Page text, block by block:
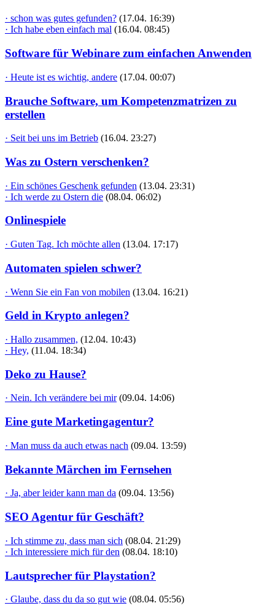
· schon was gutes gefunden? (17.04. 16:39)
· Ich habe eben einfach mal (16.04. 08:45)
Software für Webinare zum einfachen Anwenden
· Heute ist es wichtig, andere (17.04. 00:07)
Brauche Software, um Kompetenzmatrizen zu
erstellen
· Seit bei uns im Betrieb (16.04. 23:27)
Was zu Ostern verschenken?
· Ein schönes Geschenk gefunden (13.04. 23:31)
· Ich werde zu Ostern die (08.04. 06:02)
Onlinespiele
· Guten Tag. Ich möchte allen (13.04. 17:17)
Automaten spielen schwer?
· Wenn Sie ein Fan von mobilen (13.04. 16:21)
Geld in Krypto anlegen?
· Hallo zusammen, (12.04. 10:43)
· Hey, (11.04. 18:34)
Deko zu Hause?
· Nein. Ich verändere bei mir (09.04. 14:06)
Eine gute Marketingagentur?
· Man muss da auch etwas nach (09.04. 13:59)
Bekannte Märchen im Fernsehen
· Ja, aber leider kann man da (09.04. 13:56)
SEO Agentur für Geschäft?
· Ich stimme zu, dass man sich (08.04. 21:29)
· Ich interessiere mich für den (08.04. 18:10)
Lautsprecher für Playstation?
· Glaube, dass du da so gut wie (08.04. 05:56)